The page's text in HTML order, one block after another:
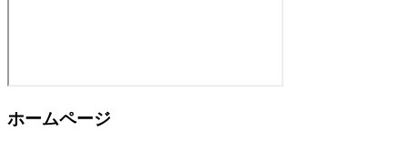
ホームページ